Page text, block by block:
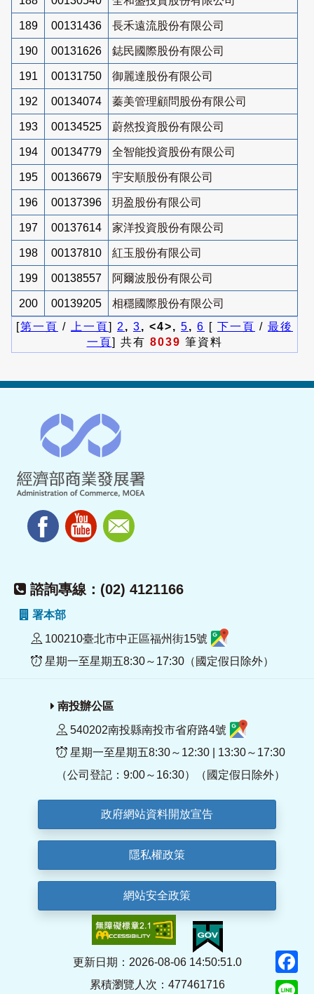
189 00131436 長禾遠流股份有限公司
190 00131626 鋕民國際股份有限公司
191 00131750 御麗達股份有限公司
192 00134074 蓁美管理顧問股份有限公司
193 00134525 蔚然投資股份有限公司
194 00134779 全智能投資股份有限公司
195 00136679 宇安順股份有限公司
196 00137396 玥盈股份有限公司
197 00137614 家洋投資股份有限公司
198 00137810 紅玉股份有限公司
199 00138557 阿爾波股份有限公司
200 00139205
相穩國際股份有限公司
[第一頁 / 上一頁] 2 , 3, <4>, 5, 6 [ 下一頁 / 最後
一頁] 共有 8039 筆資料
諮詢專線：(02) 4121166
署本部
100210臺北市中正區福州街15號
星期一至星期五8:30～17:30（國定假日除外）
南投辦公區
540202南投縣南投市省府路4號
星期一至星期五8:30～12:30 | 13:30～17:30
（公司登記：9:00～16:30）（國定假日除外）
政府網站資料開放宣告
隱私權政策
網站安全政策
更新日期：2026-08-06 14:50:51.0
累積瀏覽人次：477461716